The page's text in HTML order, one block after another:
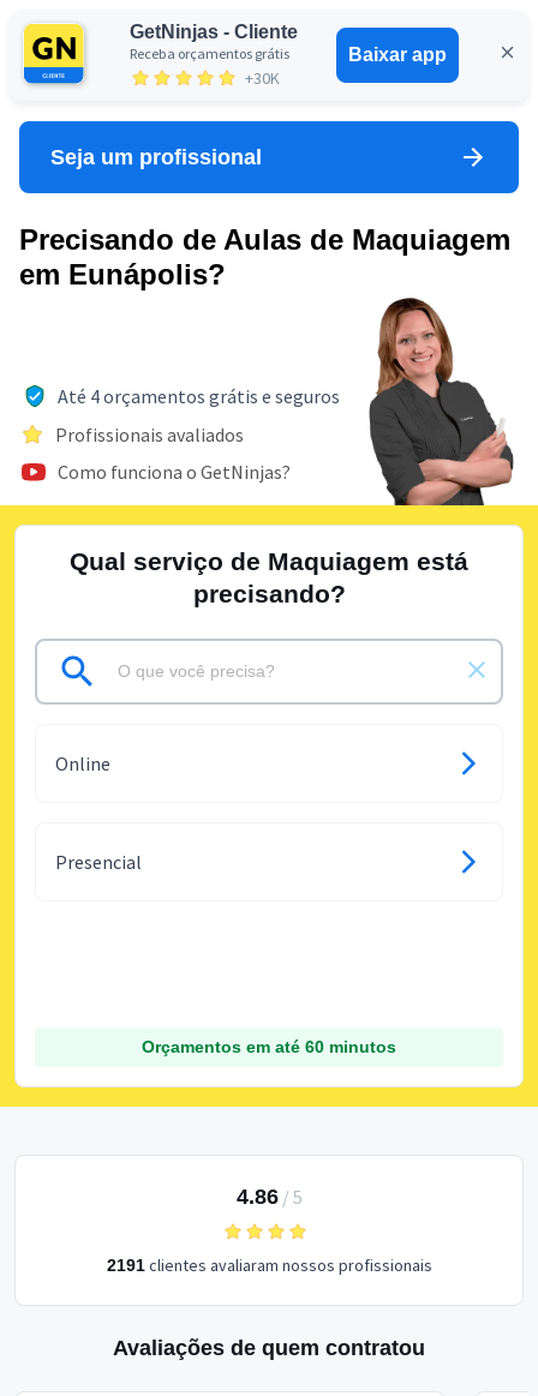
GetNinjas - Cliente
Receba orçamentos grátis
+30K
Baixar app
Entrar
Seja um profissional
Precisando de Aulas de Maquiagem
em Eunápolis?
Até 4 orçamentos grátis e seguros
Profissionais avaliados
Como funciona o GetNinjas?
Qual serviço de Maquiagem está
precisando?
Online
Presencial
Orçamentos em até 60 minutos
4.86/ 5
2191clientes avaliaram nossos profissionais
Avaliações de quem contratou